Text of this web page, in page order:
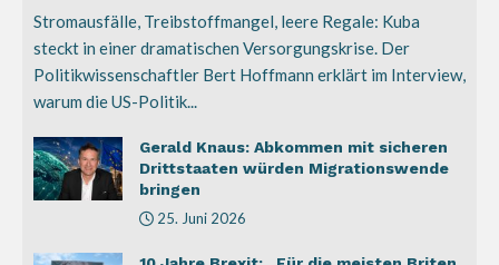
Stromausfälle, Treibstoffmangel, leere Regale: Kuba
steckt in einer dramatischen Versorgungskrise. Der
Politikwissenschaftler Bert Hoffmann erklärt im Interview,
warum die US-Politik...
Gerald Knaus: Abkommen mit sicheren
Drittstaaten würden Migrationswende
bringen
25. Juni 2026